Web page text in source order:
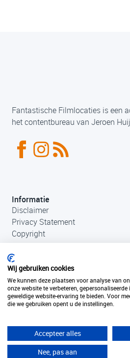
Fantastische Filmlocaties is een
het contentbureau van Jeroen
Informatie
Disclaimer
Privacy Statement
Copyright
Contact
info@fantastischefilmlocaties.nl
KvK Filmtaal 34120749
Wij gebruiken cookies
We kunnen deze plaatsen voor analyse van
onze website te verbeteren,
geweldige website-ervaring te bieden. Voor
die we gebruiken opent u de instellingen.
Accepteer alles
Nee, pas aan